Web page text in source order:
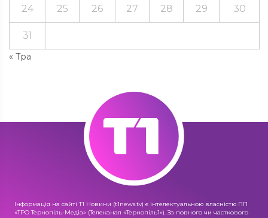
« Тра
24 25 26 27 28 29 30
31
Інформація на сайті Т1 Новини (t1news.tv) є інтелектуальною власністю ПП
«ТРО Тернопіль-Медіа» (Телеканал «Тернопіль1»). За повного чи часткового